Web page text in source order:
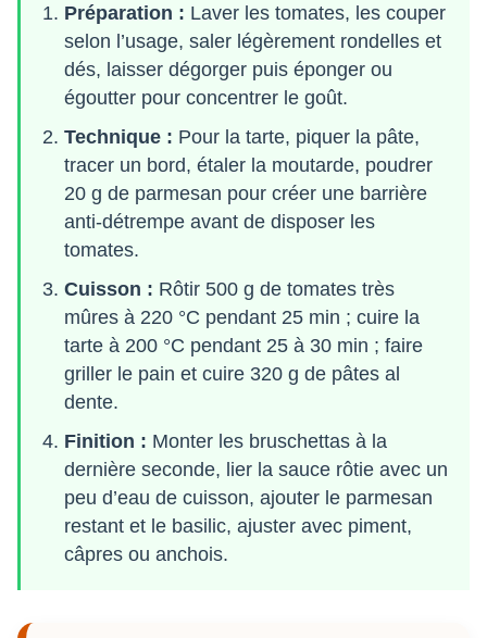
Préparation : Laver les tomates, les couper
selon l’usage, saler légèrement rondelles et
dés, laisser dégorger puis éponger ou
égoutter pour concentrer le goût.
Technique : Pour la tarte, piquer la pâte,
tracer un bord, étaler la moutarde, poudrer
20 g de parmesan pour créer une barrière
anti-détrempe avant de disposer les
tomates.
Cuisson : Rôtir 500 g de tomates très
mûres à 220 °C pendant 25 min ; cuire la
tarte à 200 °C pendant 25 à 30 min ; faire
griller le pain et cuire 320 g de pâtes al
dente.
Finition : Monter les bruschettas à la
dernière seconde, lier la sauce rôtie avec un
peu d’eau de cuisson, ajouter le parmesan
restant et le basilic, ajuster avec piment,
câpres ou anchois.